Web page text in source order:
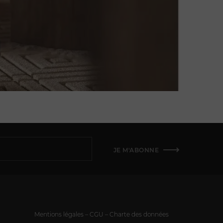
Mentions légales – CGU – Charte des données